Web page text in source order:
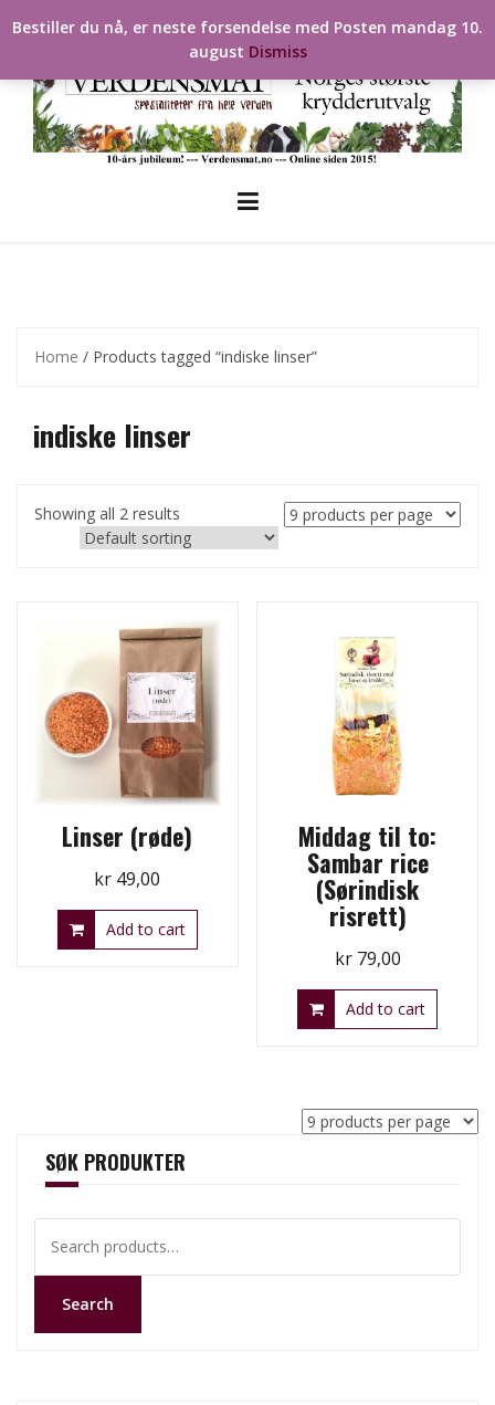
to
Home / Products tagged “indiske linser”
indiske linser
Showing all 2 results
Linser (røde)
kr 49,00
Add to cart
Middag til to:
Sambar rice
(Sørindisk
risrett)
kr79,00
Add to cart
SØK PRODUKTER
for:
Search
Bestiller du nå, er neste forsendelse med Posten mandag 10.
august Dismiss